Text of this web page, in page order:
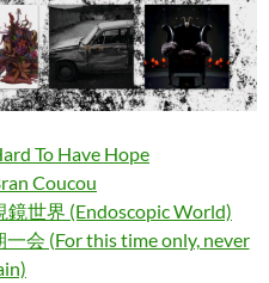
To Have Hope
Coucou
鏡世界 (Endoscopic World)
会 (For this time only, never